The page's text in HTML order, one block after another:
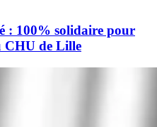
: 100% solidaire pour
CHU de Lille